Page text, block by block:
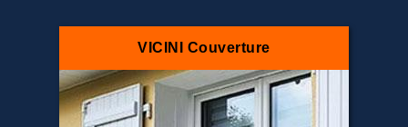
VICINI Couverture